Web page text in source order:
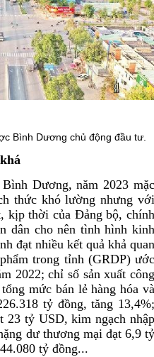
Bình Dương chủ động đầu tư.
Dương, năm 2023
thức khó lường nhưng
kịp thời của Ðảng bộ,
dân cho nên tình hình
đạt nhiều kết quả khả
trong tỉnh (GRDP)
2022; chỉ số sản xuất
mức bán lẻ hàng hóa
tỷ đồng, tăng
23 tỷ USD, kim ngạch
dư thương mại đạt 6,9
tỷ đồng...